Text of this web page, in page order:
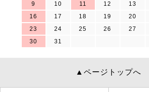
9
10 11 12 13
16
17 18 19 20
23
24 25 26 27
30
31
▲ページトップへ